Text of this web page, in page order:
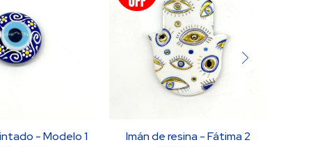
- Modelo 1 Imán de resina - Fátima 2